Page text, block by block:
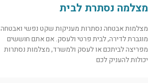
מצלמה נסתרת לבית
מצלמות אבטחה נסתרות מעניקות שקט נפשי ואבטחה
מוגברת לדירה, לבית פרטי ולעסק. אם אתם חוששים
מפריצה לביתכם או לעסק ולמשרד, מצלמות נסתרות
יכולות להעניק לכם